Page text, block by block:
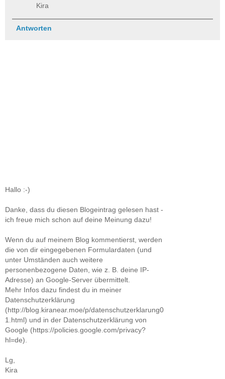
Kira
Antworten
Hallo :-)
Danke, dass du diesen Blogeintrag gelesen hast -
ich freue mich schon auf deine Meinung dazu!
Wenn du auf meinem Blog kommentierst, werden
die von dir eingegebenen Formulardaten (und
unter Umständen auch weitere
personenbezogene Daten, wie z. B. deine IP-
Adresse) an Google-Server übermittelt.
Mehr Infos dazu findest du in meiner
Datenschutzerklärung
(http://blog.kiranear.moe/p/datenschutzerklarung0
1.html) und in der Datenschutzerklärung von
Google (https://policies.google.com/privacy?
hl=de).
Lg,
Kira